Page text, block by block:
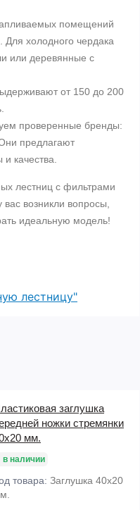
помещений
холодного чердака
или деревянные с
от 150 до 200
проверенные бренды:
предлагают
качества.
лестниц с фильтрами
возникли вопросы,
идеальную модель!
лестницу"
заглушка
ножки стремянки
мм.
в наличии
товара: Заглушка 40х20